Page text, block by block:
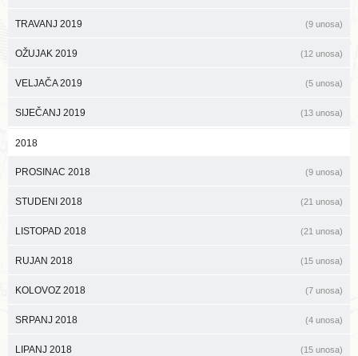
TRAVANJ 2019 (9 unosa)
OŽUJAK 2019 (12 unosa)
VELJAČA 2019 (5 unosa)
SIJEČANJ 2019 (13 unosa)
2018
PROSINAC 2018 (9 unosa)
STUDENI 2018 (21 unosa)
LISTOPAD 2018 (21 unosa)
RUJAN 2018 (15 unosa)
KOLOVOZ 2018 (7 unosa)
SRPANJ 2018 (4 unosa)
LIPANJ 2018 (15 unosa)